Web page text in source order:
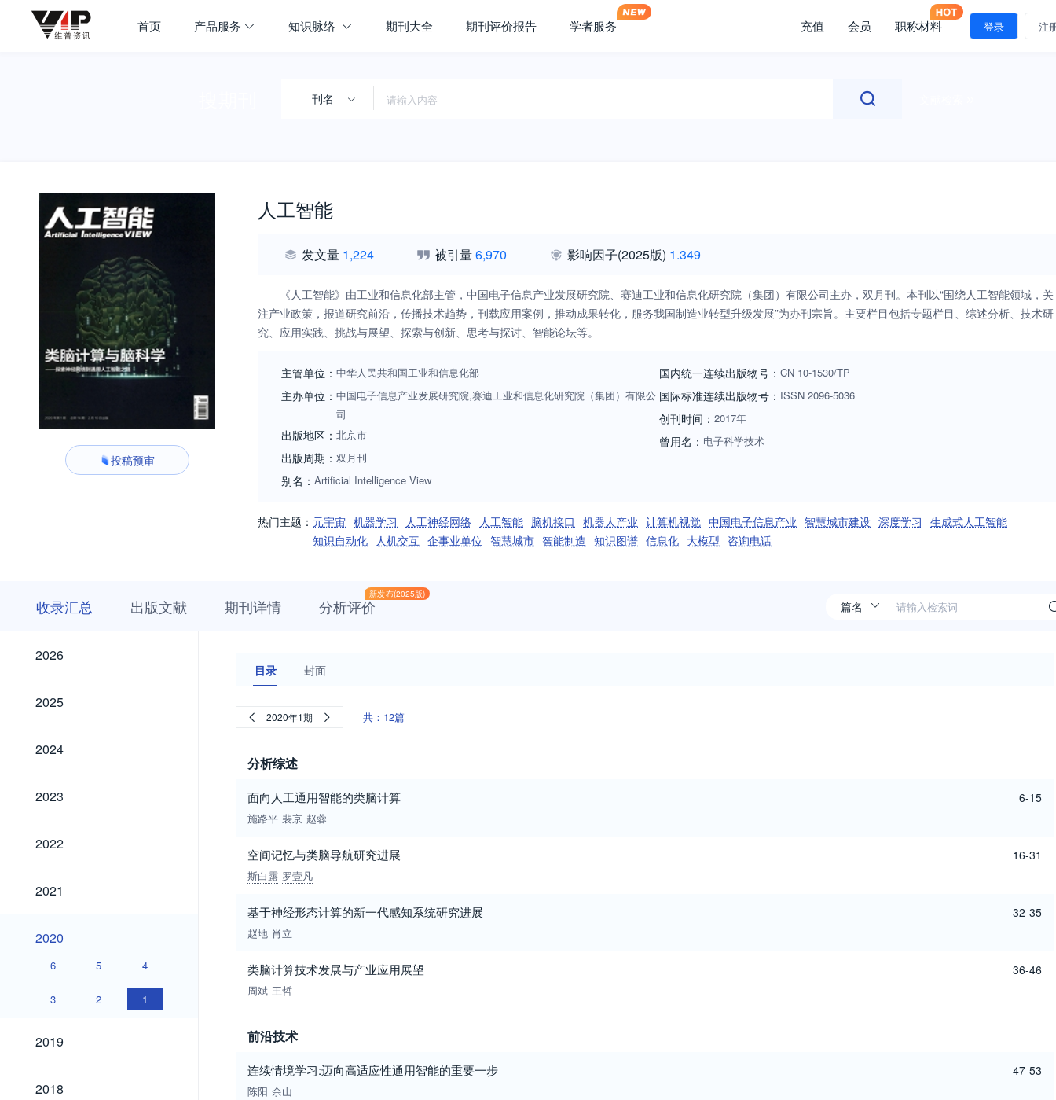
首页 产品服务 知识脉络 期刊大全 期刊评价报告 学者服务 充值 会员 职称材料 登录 注
刊名
投稿预审
人工智能
发文量 1,224 被引量6,970 影响因子(2025版) 1.349
《人工智能》由工业和信息化部主管，中国电子信息产业发展研究院、赛迪工业和信息化研究院（集团）有限公司主办，双月刊。本刊以“围绕人工智能领域，关
注产业政策，报道研究前沿，传播技术趋势，刊载应用案例，推动成果转化，服务我国制造业转型升级发展”为办刊宗旨。主要栏目包括专题栏目、综述分析、技术研
究、应用实践、挑战与展望、探索与创新、思考与探讨、智能论坛等。
主管单位： 中华人民共和国工业和信息化部
主办单位： 中国电子信息产业发展研究院,赛迪工业和信息化研究院（集团）有限公
司
出版地区： 北京市
出版周期： 双月刊
别名： Artificial Intelligence View
国内统一连续出版物号： CN 10-1530/TP
国际标准连续出版物号 ： ISSN 2096-5036
创刊时间： 2017年
曾用名： 电子科学技术
热门主题： 元宇宙 机器学习 人工神经网络 人工智能 脑机接口 机器人产业 计算机视觉 中国电子信息产业 智慧城市建设 深度学习 生成式人工智能
知识自动化 人机交互 企事业单位 智慧城市 智能制造 知识图谱 信息化 大模型 咨询电话
收录汇总 出版文献 期刊详情
新发布(2025版)
分析评价
2026
2026
2025
2025
2024
2024
2023
2023
2022
2022
2021
2021
2020
2020
6 5 4
3 2 1
2019
2019
2018
2018
目录 封面
2020年1期 共：12篇
分析综述
面向人工通用智能的类脑计算
施路平 裴京 赵蓉
6-15
空间记忆与类脑导航研究进展
斯白露 罗壹凡
16-31
基于神经形态计算的新一代感知系统研究进展
赵地 肖立
32-35
类脑计算技术发展与产业应用展望
周斌 王哲
36-46
前沿技术
连续情境学习:迈向高适应性通用智能的重要一步
陈阳 余山
47-53